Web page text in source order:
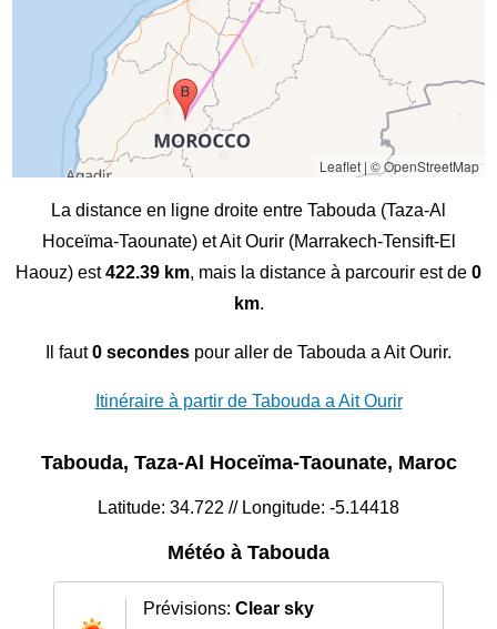
Leaflet| © OpenStreetMap
La distance en ligne droite entre Tabouda (Taza-Al
Hoceïma-Taounate) et Ait Ourir (Marrakech-Tensift-El
Haouz) est422.39 km, mais la distance à parcourir est de 0
km.
Il faut0 secondes pour aller de Tabouda a Ait Ourir.
Itinéraire à partir de Tabouda a Ait Ourir
Tabouda, Taza-Al Hoceïma-Taounate, Maroc
Latitude: 34.722 // Longitude: -5.14418
Météo à Tabouda
Prévisions: Clear sky